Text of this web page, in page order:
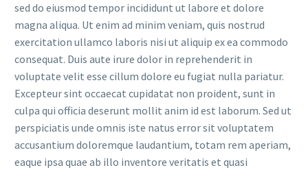
sed do eiusmod tempor incididunt ut labore et dolore
magna aliqua. Ut enim ad minim veniam, quis nostrud
exercitation ullamco laboris nisi ut aliquip ex ea commodo
consequat. Duis aute irure dolor in reprehenderit in
voluptate velit esse cillum dolore eu fugiat nulla pariatur.
Excepteur sint occaecat cupidatat non proident, sunt in
culpa qui officia deserunt mollit anim id est laborum. Sed ut
perspiciatis unde omnis iste natus error sit voluptatem
accusantium doloremque laudantium, totam rem aperiam,
eaque ipsa quae ab illo inventore veritatis et quasi